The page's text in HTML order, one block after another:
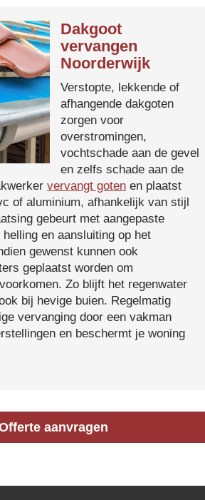
Dakgoot
vervangen
Noorderwijk
Verstopte, lekkende of
afhangende dakgoten
zorgen voor
overstromingen,
vochtschade aan de gevel
en zelfs schade aan de
vervangt goten en plaatst
of aluminium, afhankelijk van stijl
gebeurt met aangepaste
en aansluiting op het
gewenst kunnen ook
geplaatst worden om
Zo blijft het regenwater
bij hevige buien. Regelmatig
vervanging door een vakman
en beschermt je woning
aanvragen